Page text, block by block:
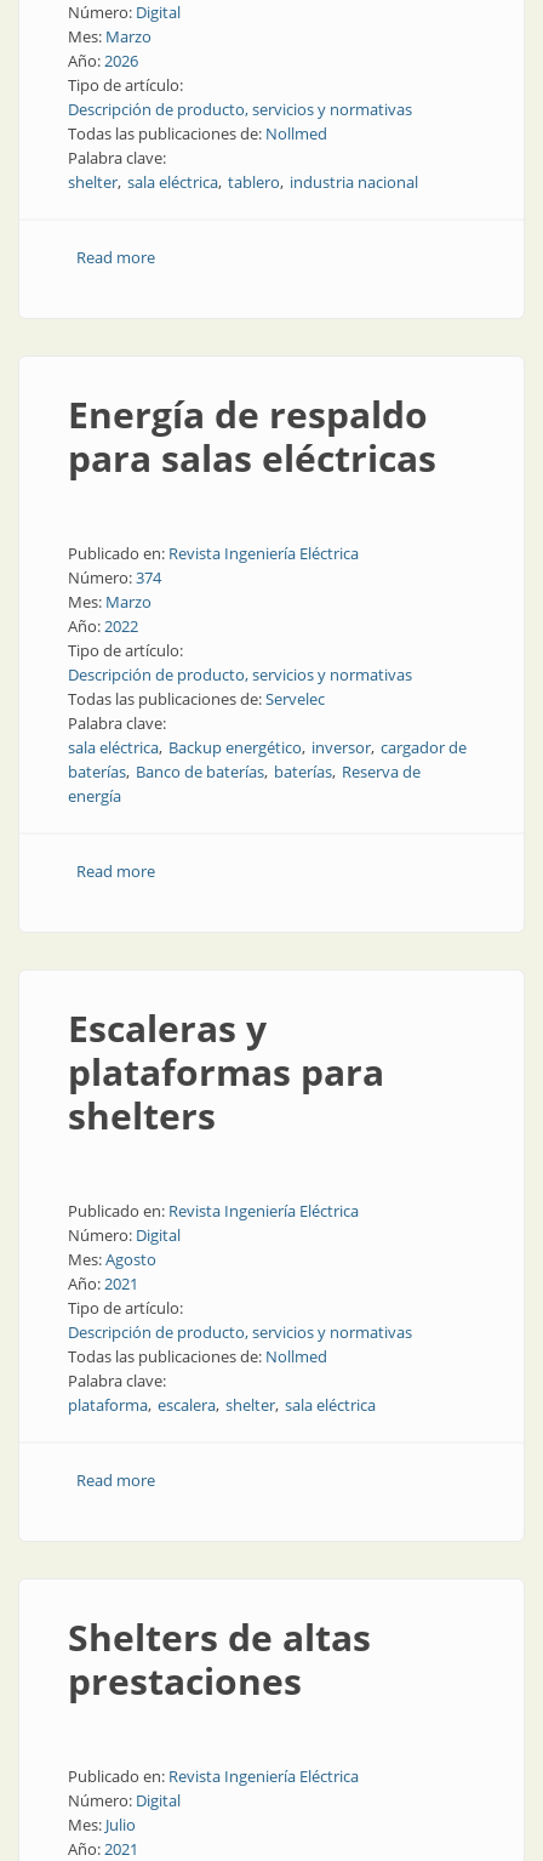
Número: Digital
Mes: Marzo
Año:2026
Tipo de artículo:
Descripción de producto, servicios y normativas
Todas las publicaciones de: Nollmed
Palabra clave:
shelter sala eléctrica tablero industria nacional
Read moreabout Shelters resistentes fabricados en Argentina
Energía de respaldo
para salas eléctricas
Publicado en: Revista Ingeniería Eléctrica
Número:374
Mes: Marzo
Año:2022
Tipo de artículo:
Descripción de producto, servicios y normativas
Todas las publicaciones de:Servelec
Palabra clave:
sala eléctrica Backup energético inversor cargador de
baterías Banco de baterías baterías Reserva de
energía
Read moreabout Energía de respaldo para salas eléctricas
Escaleras y
plataformas para
shelters
Publicado en: Revista Ingeniería Eléctrica
Número: Digital
Mes:Agosto
Año:2021
Tipo de artículo:
Descripción de producto, servicios y normativas
Todas las publicaciones de: Nollmed
Palabra clave:
plataforma escalera shelter sala eléctrica
Read moreabout Escaleras y plataformas para shelters
Shelters de altas
prestaciones
Publicado en: Revista Ingeniería Eléctrica
Número: Digital
Mes: Julio
Año:2021